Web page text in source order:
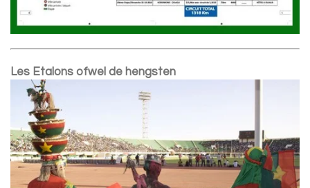
Les Etalons ofwel de hengsten